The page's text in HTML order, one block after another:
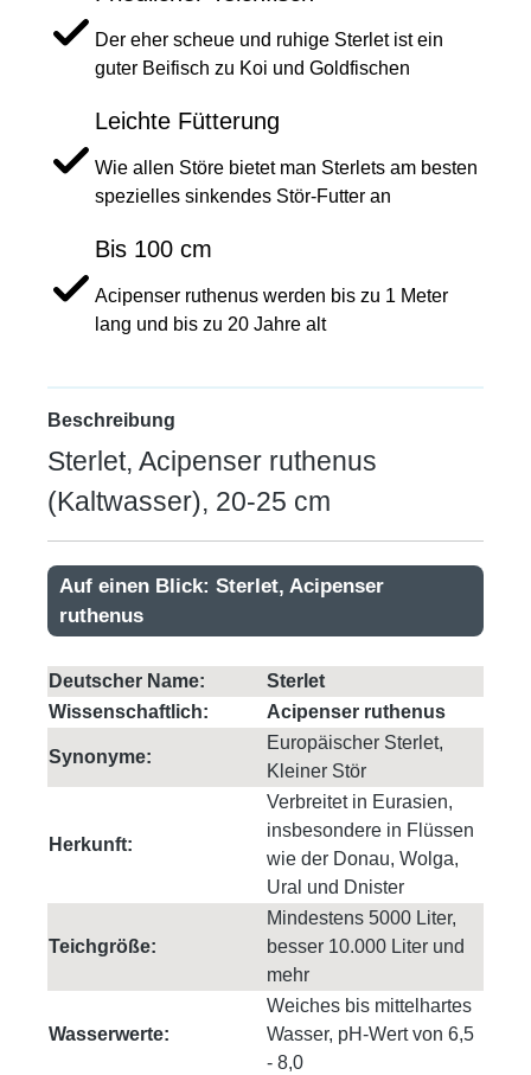
Der eher scheue und ruhige Sterlet ist ein
guter Beifisch zu Koi und Goldfischen
Leichte Fütterung
Wie allen Störe bietet man Sterlets am besten
spezielles sinkendes Stör-Futter an
Bis 100 cm
Acipenser ruthenus werden bis zu 1 Meter
lang und bis zu 20 Jahre alt
Beschreibung
Sterlet, Acipenser ruthenus
(Kaltwasser), 20-25 cm
Auf einen Blick: Sterlet, Acipenser
ruthenus
Deutscher Name:
Sterlet
Wissenschaftlich:
Acipenser ruthenus
Synonyme:
Europäischer Sterlet,
Kleiner Stör
Herkunft:
Verbreitet in Eurasien,
insbesondere in Flüssen
wie der Donau, Wolga,
Ural und Dnister
Teichgröße:
Mindestens 5000 Liter,
besser 10.000 Liter und
mehr
Wasserwerte:
Weiches bis mittelhartes
Wasser, pH-Wert von 6,5
- 8,0